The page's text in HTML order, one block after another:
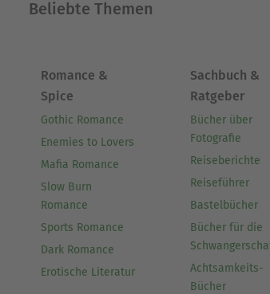
Beliebte Themen
Romance &
Spice
Gothic Romance
Enemies to Lovers
Mafia Romance
Slow Burn
Romance
Sports Romance
Dark Romance
Erotische Literatur
Sachbuch &
Ratgeber
Bücher über
Fotografie
Reiseberichte
Reiseführer
Bastelbücher
Bücher für die
Achtsamkeits-
Bücher